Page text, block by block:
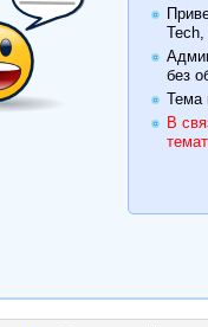
без
Тема
В